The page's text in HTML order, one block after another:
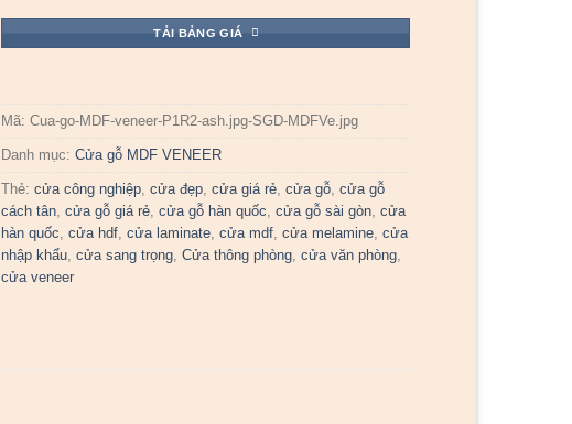
TẢI BẢNG GIÁ
Mã:Cua-go-MDF-veneer-P1R2-ash.jpg-SGD-MDFVe.jpg
Danh mục:Cửa gỗ MDF VENEER
Thẻ:cửa công nghiệp,cửa đẹp,cửa giá rẻ,cửa gỗ,cửa gỗ
cách tân,cửa gỗ giá rẻ,cửa gỗ hàn quốc,cửa gỗ sài gòn,cửa
hàn quốc,cửa hdf,cửa laminate,cửa mdf,cửa melamine,cửa
nhập khẩu,cửa sang trọng,Cửa thông phòng,cửa văn phòng,
cửa veneer